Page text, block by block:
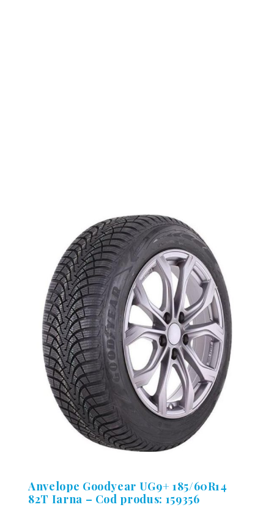
Anvelope Goodyear UG9+ 185/60R14
82T Iarna – Cod produs: 159356